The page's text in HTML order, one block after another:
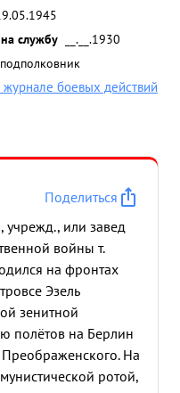
службу
__.__.1930
подполковник
журнале боевых действий
Поделиться
учрежд., или завед
войны т.
на фронтах
Эзель
зенитной
полётов на Берлин
На
ротой,